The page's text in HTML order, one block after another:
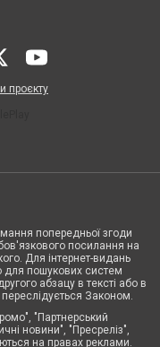
проєкту
попередньої згоди
посилання на
Для інтернет-видань
для пошукових систем
абзацу в тексті або в
Законом.
"Партнерський
новини", "Пресреліз",
на правах реклами.